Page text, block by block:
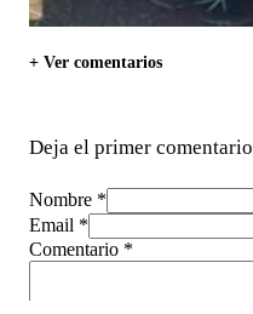
+ Ver comentarios
Deja el primer comentario
Nombre *
Email *
Comentario *